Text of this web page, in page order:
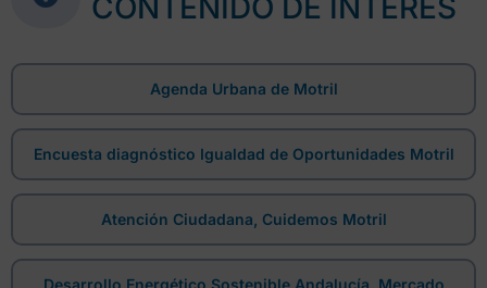
Agenda Urbana de Motril
Encuesta diagnóstico Igualdad de Oportunidades Motril
Atención Ciudadana, Cuidemos Motril
Desarrollo Energético Sostenible Andalucía. Mercado